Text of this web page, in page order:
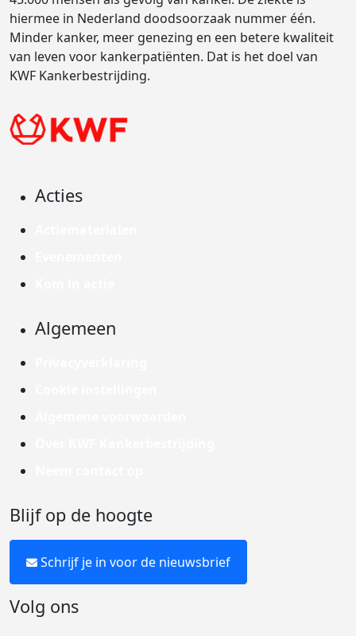
hiermee in Nederland doodsoorzaak nummer één.
Minder kanker, meer genezing en een betere kwaliteit
van leven voor kankerpatiënten. Dat is het doel van
KWF Kankerbestrijding.
Acties
Algemeen
Blijf op de hoogte
Schrijf je in voor de nieuwsbrief
Volg ons